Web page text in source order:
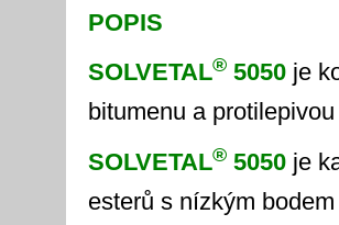
POPIS
SOLVETAL® 5050 je
bitumenu a
SOLVETAL® 5050 je
esterů s nízkým